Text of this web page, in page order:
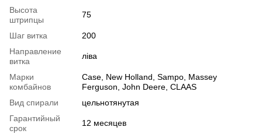
Высота
штрипцы
75
Шаг витка
200
Направление
витка
ліва
Марки
комбайнов
Case, New Holland, Sampo, Massey
Ferguson, John Deere, CLAAS
Вид спирали
цельнотянутая
Гарантийный
срок
12 месяцев